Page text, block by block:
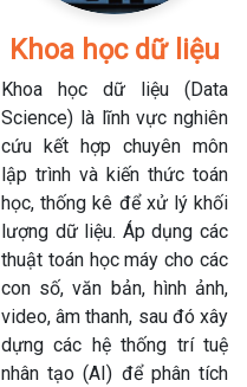
Khoa học dữ liệu
Khoa học dữ liệu (Data
Science) là lĩnh vực nghiên
cứu kết hợp chuyên môn
lập trình và kiến thức toán
học, thống kê để xử lý khối
lượng dữ liệu. Áp dụng các
thuật toán học máy cho các
con số, văn bản, hình ảnh,
video, âm thanh, sau đó xây
dựng các hệ thống trí tuệ
nhân tạo (AI) để phân tích